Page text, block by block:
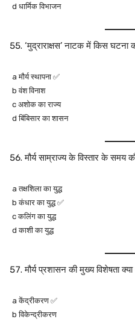
d धार्मिक विभाजन
‘मुद्राराक्षस’ नाटक में किस घटना
a मौर्य स्थापना ✅
b वंश विनाश
c अशोक का राज्य
d बिंबिसार का शासन
मौर्य साम्राज्य के विस्तार के
a तक्षशिला का युद्ध
b कंधार का युद्ध ✅
c कलिंग का युद्ध
d काशी का युद्ध
मौर्य प्रशासन की मुख्य विशेषता
a केंद्रीकरण ✅
b विकेन्द्रीकरण